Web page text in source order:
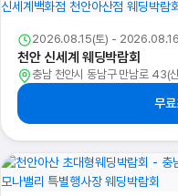
2026.08.15(토) -
천안 신세계 웨딩박람회
충남 천안시 동남구 만남로 43(
무료